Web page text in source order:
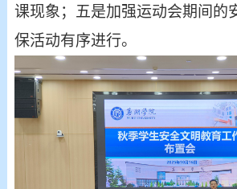
课现象；五是加强运动会期间的
保活动有序进行。